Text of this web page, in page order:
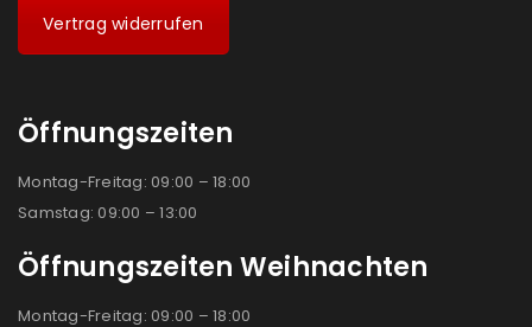
Vertrag widerrufen
Öffnungszeiten
Montag-Freitag: 09:00 – 18:00
Samstag: 09:00 – 13:00
Öffnungszeiten Weihnachten
Montag-Freitag: 09:00 – 18:00